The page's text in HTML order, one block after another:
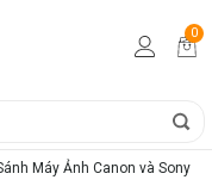
0
Máy Ảnh Canon và Sony